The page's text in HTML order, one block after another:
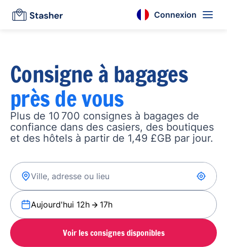
Connexion
Consigne à bagages
près de vous
Plus de 10 700 consignes à bagages de
confiance dans des casiers, des boutiques
et des hôtels à partir de 1,49 £GB par jour.
Aujourd'hui 12h 17h
Voir les consignes disponibles